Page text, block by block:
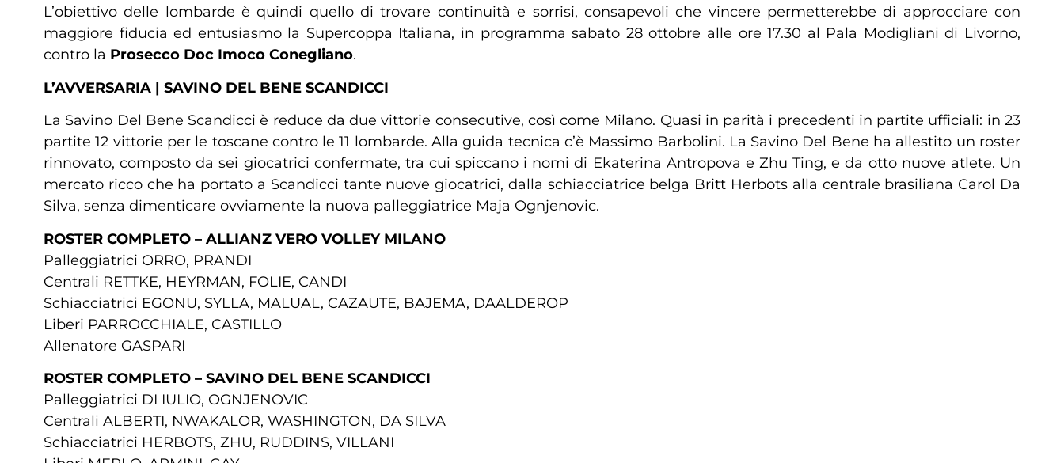
L’obiettivo delle lombarde è quindi quello di trovare continuità e sorrisi, consapevoli che vincere permetterebbe di approcciare con
maggiore fiducia ed entusiasmo la Supercoppa Italiana, in programma sabato 28 ottobre alle ore 17.30 al Pala Modigliani di Livorno,
contro la Prosecco Doc Imoco Conegliano.
L’AVVERSARIA | SAVINO DEL BENE SCANDICCI
La Savino Del Bene Scandicci è reduce da due vittorie consecutive, così come Milano. Quasi in parità i precedenti in partite ufficiali: in 23
partite 12 vittorie per le toscane contro le 11 lombarde. Alla guida tecnica c’è Massimo Barbolini. La Savino Del Bene ha allestito un roster
rinnovato, composto da sei giocatrici confermate, tra cui spiccano i nomi di Ekaterina Antropova e Zhu Ting, e da otto nuove atlete. Un
mercato ricco che ha portato a Scandicci tante nuove giocatrici, dalla schiacciatrice belga Britt Herbots alla centrale brasiliana Carol Da
Silva, senza dimenticare ovviamente la nuova palleggiatrice Maja Ognjenovic.
ROSTER COMPLETO – ALLIANZ VERO VOLLEY MILANO
Palleggiatrici ORRO, PRANDI
Centrali RETTKE, HEYRMAN, FOLIE, CANDI
Schiacciatrici EGONU, SYLLA, MALUAL, CAZAUTE, BAJEMA, DAALDEROP
Liberi PARROCCHIALE, CASTILLO
Allenatore GASPARI
ROSTER COMPLETO – SAVINO DEL BENE SCANDICCI
Palleggiatrici DI IULIO, OGNJENOVIC
Centrali ALBERTI, NWAKALOR, WASHINGTON, DA SILVA
Schiacciatrici HERBOTS, ZHU, RUDDINS, VILLANI